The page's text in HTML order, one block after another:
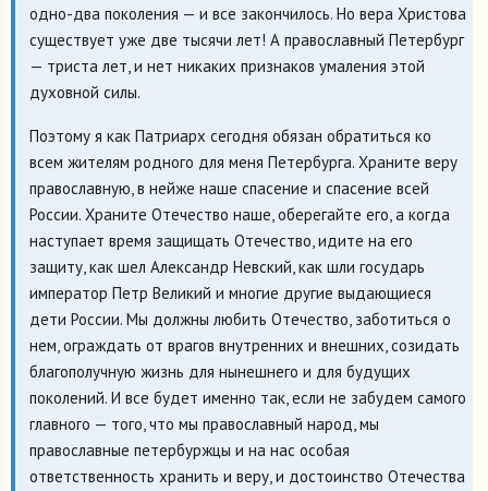
одно-два поколения — и все закончилось. Но вера Христова
существует уже две тысячи лет! А православный Петербург
— триста лет, и нет никаких признаков умаления этой
духовной силы.
Поэтому я как Патриарх сегодня обязан обратиться ко
всем жителям родного для меня Петербурга. Храните веру
православную, в нейже наше спасение и спасение всей
России. Храните Отечество наше, оберегайте его, а когда
наступает время защищать Отечество, идите на его
защиту, как шел Александр Невский, как шли государь
император Петр Великий и многие другие выдающиеся
дети России. Мы должны любить Отечество, заботиться о
нем, ограждать от врагов внутренних и внешних, созидать
благополучную жизнь для нынешнего и для будущих
поколений. И все будет именно так, если не забудем самого
главного — того, что мы православный народ, мы
православные петербуржцы и на нас особая
ответственность хранить и веру, и достоинство Отечества